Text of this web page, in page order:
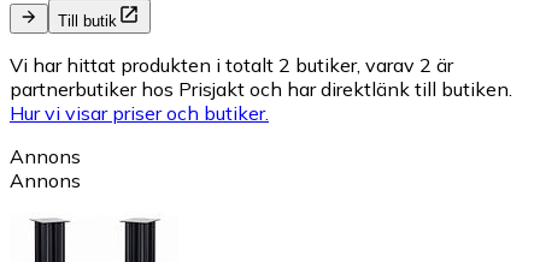
Till butik
Vi har hittat produkten i totalt 2 butiker, varav 2 är
partnerbutiker hos Prisjakt och har direktlänk till butiken.
Hur vi visar priser och butiker.
Annons
Annons